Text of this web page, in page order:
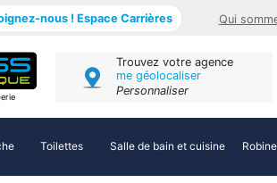
nous ! Espace Carrières Qui
Trouvez votre agence
me géolocaliser
Personnaliser
Toilettes Salle de bain et cuisine